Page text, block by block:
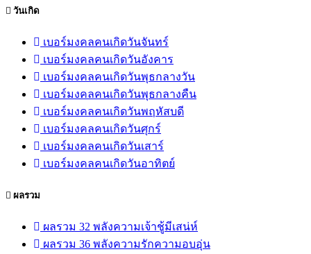
วันเกิด
เบอร์มงคลคนเกิดวันจันทร์
เบอร์มงคลคนเกิดวันอังคาร
เบอร์มงคลคนเกิดวันพุธกลางวัน
เบอร์มงคลคนเกิดวันพุธกลางคืน
เบอร์มงคลคนเกิดวันพฤหัสบดี
เบอร์มงคลคนเกิดวันศุกร์
เบอร์มงคลคนเกิดวันเสาร์
เบอร์มงคลคนเกิดวันอาทิตย์
ผลรวม
ผลรวม 32 พลังความเจ้าชู้มีเสน่ห์
ผลรวม 36 พลังความรักความอบอุ่น